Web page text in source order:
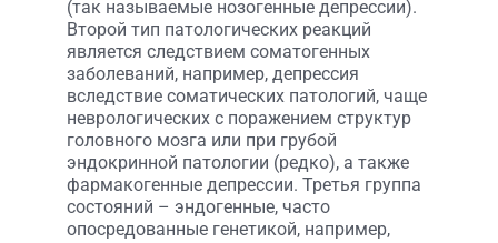
(так называемые нозогенные депрессии).
Второй тип патологических реакций
является следствием соматогенных
заболеваний, например, депрессия
вследствие соматических патологий, чаще
неврологических с поражением структур
головного мозга или при грубой
эндокринной патологии (редко), а также
фармакогенные депрессии. Третья группа
состояний – эндогенные, часто
опосредованные генетикой, например,